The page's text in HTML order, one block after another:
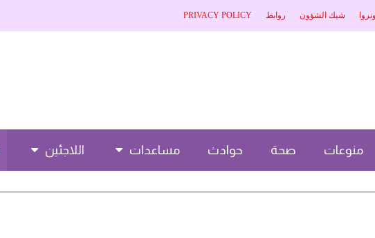
شيك الشؤون روابط PRIVACY POLICY
منوعات صحة حوادث مساعدات اللاجئين